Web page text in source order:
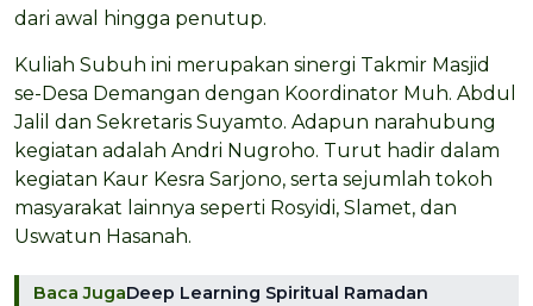
dari awal hingga penutup.
Kuliah Subuh ini merupakan sinergi Takmir Masjid
se-Desa Demangan dengan Koordinator Muh. Abdul
Jalil dan Sekretaris Suyamto. Adapun narahubung
kegiatan adalah Andri Nugroho. Turut hadir dalam
kegiatan Kaur Kesra Sarjono, serta sejumlah tokoh
masyarakat lainnya seperti Rosyidi, Slamet, dan
Uswatun Hasanah.
Baca JugaDeep Learning Spiritual Ramadan